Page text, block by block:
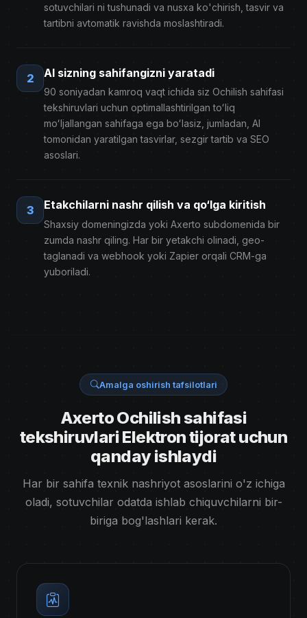
sotuvchilari ni tushunadi va nusxa ko'chirish, tasvir va
tartibni avtomatik ravishda moslashtiradi.
2 AI sizning sahifangizni yaratadi
90 soniyadan kamroq vaqt ichida siz Ochilish sahifasi
tekshiruvlari uchun optimallashtirilgan toʻliq
moʻljallangan sahifaga ega boʻlasiz, jumladan, AI
tomonidan yaratilgan tasvirlar, sezgir tartib va ​​SEO
asoslari.
3 Etakchilarni nashr qilish va qo‘lga kiritish
Shaxsiy domeningizda yoki Axerto subdomenida bir
zumda nashr qiling. Har bir yetakchi olinadi, geo-
taglanadi va webhook yoki Zapier orqali CRM-ga
yuboriladi.
Amalga oshirish tafsilotlari
Axerto Ochilish sahifasi
tekshiruvlari Elektron tijorat uchun
qanday ishlaydi
Har bir sahifa texnik nashriyot asoslarini o'z ichiga
oladi, sotuvchilar odatda ishlab chiquvchilarni bir-
biriga bog'lashlari kerak.